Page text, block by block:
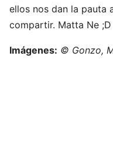
ellos nos dan la pauta
compartir. Matta Ne ;D
Imágenes: © Gonzo,